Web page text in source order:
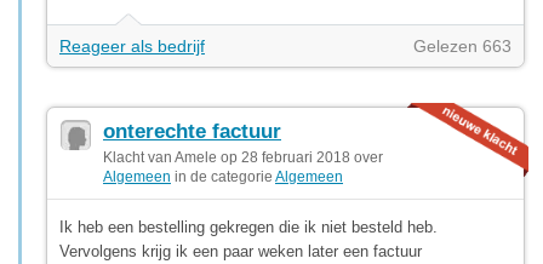
Reageer als bedrijf Gelezen 663
onterechte factuur
Klacht van Amele op 28 februari 2018 over
Algemeen in de categorie Algemeen
Ik heb een bestelling gekregen die ik niet besteld heb.
Vervolgens krijg ik een paar weken later een factuur